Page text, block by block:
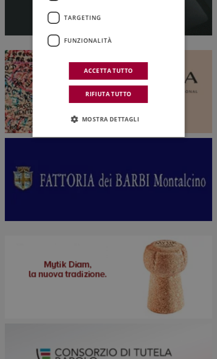
TARGETING
FUNZIONALITÀ
ACCETTA TUTTO
RIFIUTA TUTTO
MOSTRA DETTAGLI